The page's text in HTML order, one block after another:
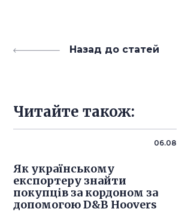
Назад до статей
Читайте також:
06.08
Як українському
експортеру знайти
покупців за кордоном за
допомогою D&B Hoovers